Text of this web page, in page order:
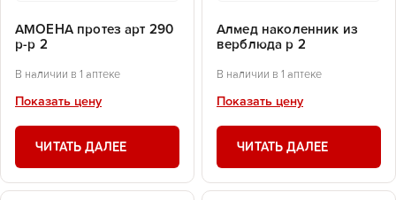
АМОЕНА протез арт 290
р-р 2
В наличии в 1 аптеке
Показать цену
ЧИТАТЬ ДАЛЕЕ
Алмед наколенник из
верблюда р 2
В наличии в 1 аптеке
Показать цену
ЧИТАТЬ ДАЛЕЕ